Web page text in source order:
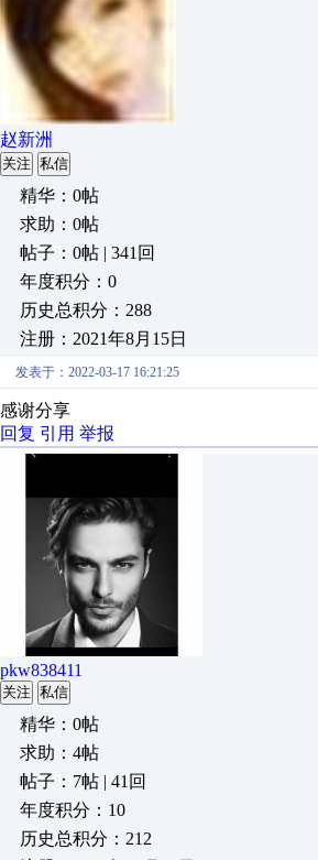
赵新洲
关注 私信
精华：0帖
求助：0帖
帖子：0帖 | 341回
年度积分：0
历史总积分：288
注册：2021年8月15日
发表于：2022-03-17 16:21:25
感谢分享
回复 引用 举报
pkw838411
关注 私信
精华：0帖
求助：4帖
帖子：7帖 | 41回
年度积分：10
历史总积分：212